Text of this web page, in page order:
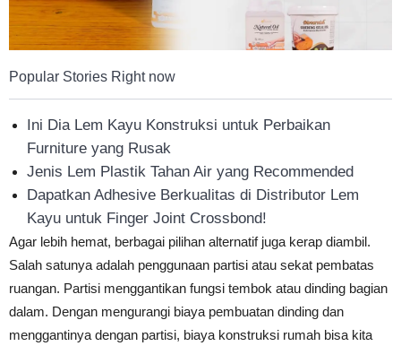
Popular Stories Right now
Ini Dia Lem Kayu Konstruksi untuk Perbaikan
Furniture yang Rusak
Jenis Lem Plastik Tahan Air yang Recommended
Dapatkan Adhesive Berkualitas di Distributor Lem
Kayu untuk Finger Joint Crossbond!
Agar lebih hemat, berbagai pilihan alternatif juga kerap diambil.
Salah satunya adalah penggunaan partisi atau sekat pembatas
ruangan. Partisi menggantikan fungsi tembok atau dinding bagian
dalam. Dengan mengurangi biaya pembuatan dinding dan
menggantinya dengan partisi, biaya konstruksi rumah bisa kita